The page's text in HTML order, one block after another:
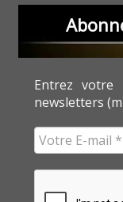
Entrez votre
newsletters